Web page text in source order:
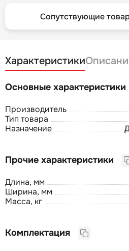
Сопутствующие
Характеристики
Основные характеристики
Производитель
Тип товара
Назначение
Прочие характеристики
Длина, мм
Ширина, мм
Масса, кг
Комплектация